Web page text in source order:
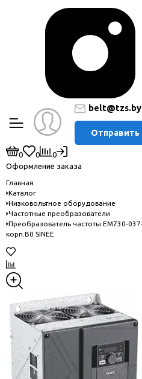
belt@tzs.by
Отправить
0 0
0
Оформление заказа
Главная
Каталог
Низковольтное оборудование
Частотные преобразователи
Преобразователь частоты EM730-
корп.B0 SINEE